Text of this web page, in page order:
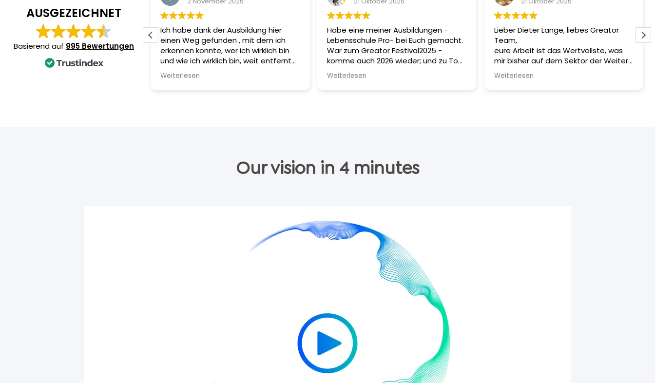
AUSGEZEICHNET
Basierend auf 995 Bewertungen
bin begeistert und kann Greator
allen Ebenen nur empfehlen!
Ich habe dank der Ausbildung hier
einen Weg gefunden , mit dem ich
erkennen konnte, wer ich wirklich bin
und wie ich wirklich bin, weit entfernt
von Masken und Erwartungen. Der mir
gezeigt hat, welche Talente und
Weiterlesen
Habe eine meiner Ausbildungen -
Lebensschule Pro- bei Euch gemacht.
War zum Greator Festival2025 -
komme auch 2026 wieder; und zu Tony
Robbins! Inspiration, Wissen,
Austausch und Lebensfreude Pur.
Weiterlesen
Lieber Dieter Lange, liebes Greator
Team,
eure Arbeit ist das Wertvollste, was
mir bisher auf dem Sektor der Weiter-
und Selbstbildung begegnet ist. Hier
habe ich bisher fast alle Fragen (bin
Weiterlesen
Our vision in 4 minutes